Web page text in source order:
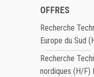
OFFRES
Recherche
Europe du Sud
Recherche
nordiques (H/F)